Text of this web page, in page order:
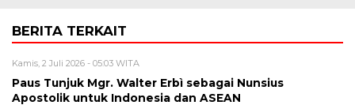
BERITA TERKAIT
Kamis, 2 Juli 2026 - 05:03 WITA
Paus Tunjuk Mgr. Walter Erbì sebagai Nunsius
Apostolik untuk Indonesia dan ASEAN